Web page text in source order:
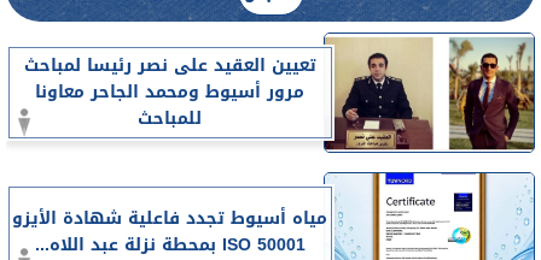
تعيين العقيد على نصر رئيسا لمباحث
مرور أسيوط ومحمد الجاحر معاونا
للمباحث
مياه أسيوط تجدد فاعلية شهادة الأيزو
ISO 50001 بمحطة نزلة عبد اللاه...